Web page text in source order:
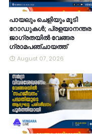
പായലും ചെളിയും മൂടി
റോഡുകൾ; പ്രളയാനന്തര
ജാഗ്രതയിൽ വേങ്ങര
ഗ്രാമപഞ്ചായത്ത്
August 07, 2026